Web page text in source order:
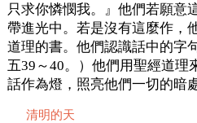
只求你憐憫我。』他們若願意
帶進光中。若是沒有這麼作，
道理的書。他們認識話中的字
五39～40。）他們用聖經道理
話作為燈，照亮他們一切的暗處
清明的天